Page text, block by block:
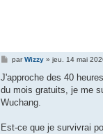
M
s
s
a
g
parWizzy» jeu. 14 mai
J'approche des 40
du mois gratuits, je me
Wuchang.
Est-ce que je survivrai